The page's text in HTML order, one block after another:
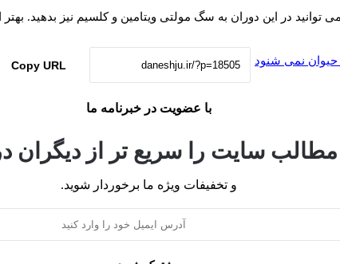
در این دوران به سگ مولتی ویتامین و کلسیم نیز بدهید.
حیوان نمی شنود Copy URL
با عضویت در خبرنامه ما
مطالب سایت را سریع تر از دیگران
و تخفیفات ویژه ما برخوردار شوید.